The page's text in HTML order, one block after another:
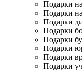
Подарки
Подарки
Подарки
Подарки
Подарки
Подарки
Подарки
Подарки